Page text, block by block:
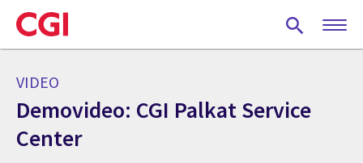
Skip
to
main
VIDEO
Demovideo: CGI Palkat Service
Center